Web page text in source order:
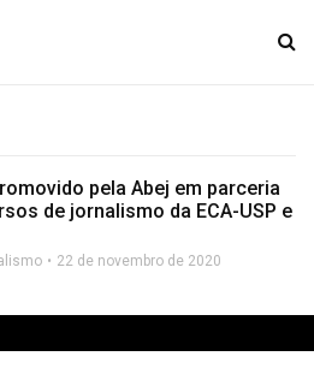
pela Abej em parceria
de jornalismo da ECA-USP e
22 de novembro de 2020